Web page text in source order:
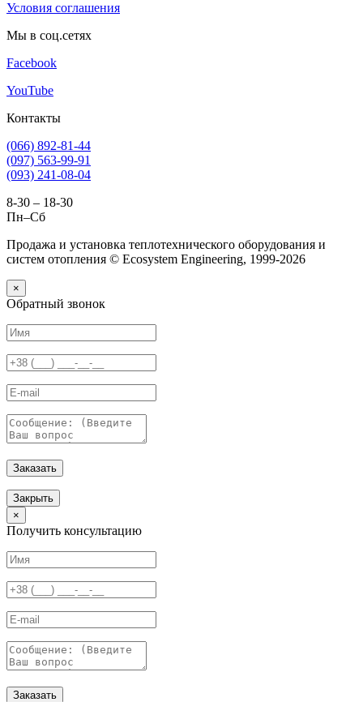
Условия соглашения
Мы в соц.сетях
Facebook
YouTube
Контакты
(066) 892-81-44
(097) 563-99-91
(093) 241-08-04
8-30 – 18-30
Пн–Сб
Продажа и установка теплотехнического оборудования и
систем отопления © Ecosystem Engineering, 1999-2026
×
Обратный звонок
Заказать
Закрыть
×
Получить консультацию
Заказать